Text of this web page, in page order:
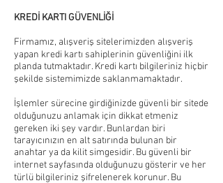
KREDİ KARTI GÜVENLİĞİ
Firmamız, alışveriş sitelerimizden alışveriş
yapan kredi kartı sahiplerinin güvenliğini ilk
planda tutmaktadır. Kredi kartı bilgileriniz hiçbir
şekilde sistemimizde saklanmamaktadır.
İşlemler sürecine girdiğinizde güvenli bir sitede
olduğunuzu anlamak için dikkat etmeniz
gereken iki şey vardır. Bunlardan biri
tarayıcınızın en alt satırında bulunan bir
anahtar ya da kilit simgesidir. Bu güvenli bir
internet sayfasında olduğunuzu gösterir ve her
türlü bilgileriniz şifrelenerek korunur. Bu